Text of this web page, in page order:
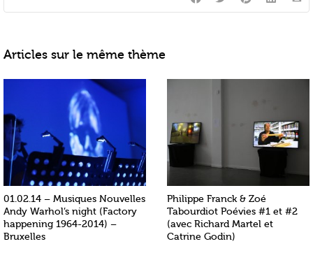
Articles sur le même thème
01.02.14 – Musiques Nouvelles
Andy Warhol’s night (Factory
happening 1964-2014) –
Bruxelles
Philippe Franck & Zoé
Tabourdiot Poévies #1 et #2
(avec Richard Martel et
Catrine Godin)